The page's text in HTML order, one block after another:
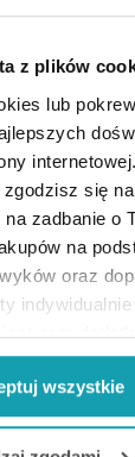
z plików
lub
zgodzisz się
zadbanie o
na
oraz
indywidualnie
nam
Portalu oraz
od
będą
wszystkie